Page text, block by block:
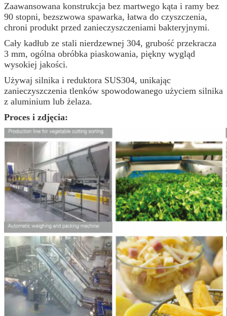
Zaawansowana konstrukcja bez martwego kąta i ramy bez
90 stopni, bezszwowa spawarka, łatwa do czyszczenia,
chroni produkt przed zanieczyszczeniami bakteryjnymi.
Cały kadłub ze stali nierdzewnej 304, grubość przekracza
3 mm, ogólna obróbka piaskowania, piękny wygląd
wysokiej jakości.
Używaj silnika i reduktora SUS304, unikając
zanieczyszczenia tlenków spowodowanego użyciem silnika
z aluminium lub żelaza.
Proces i zdjęcia: